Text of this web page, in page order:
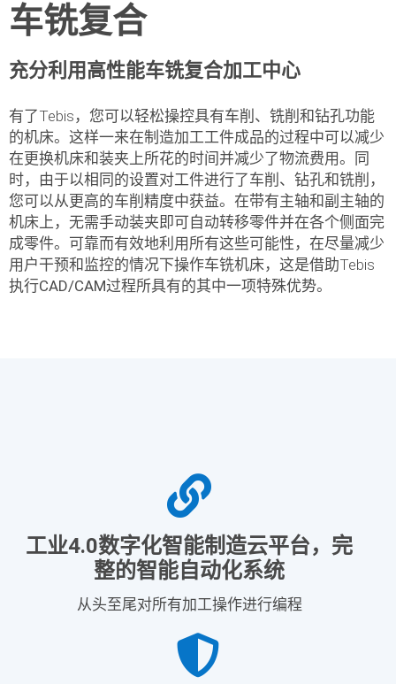
车铣复合
充分利用高性能车铣复合加工中心
有了Tebis，您可以轻松操控具有车削、铣削和钻孔功能
的机床。这样一来在制造加工工件成品的过程中可以减少
在更换机床和 装夹上所花的时间并减少了物流费用。同
时，由于以相同的设置对工件进行了车削、钻孔和铣削，
您可以从更高的车削精度中获益。在带有主轴和副主轴的
机床上，无需手动装夹即可自动转移零件并在各个侧面完
成零件。 可靠而有效地利用所有这些可能性，在尽量减少
用户干预和监控的情况下操作车铣机床，这是借助Tebis
执行CAD/CAM过程所具有的其中一项特殊优势。
工业4.0数字化智能制造云平台，完
整的智能自动化系统
从头至尾对所有加工操作进行编程